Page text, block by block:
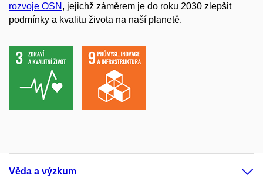
rozvoje OSN , jejichž záměrem je do roku 2030 zlepšit
podmínky a kvalitu života na naší planetě.
Věda a výzkum